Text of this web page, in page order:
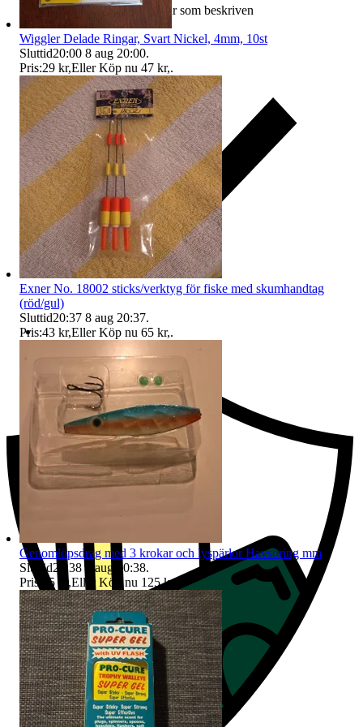
Ersättning om varan inte är som beskriven
Ersättning om du inte får din vara
Wiggler Delade Ringar, Svart Nickel, 4mm, 10st
Sluttid20:00 8 aug 20:00.
Pris:29 kr,Eller Köp nu 47 kr,.
Exner No. 18002 sticks/verktyg för fiske med skumhandtag
(röd/gul)
Sluttid20:37 8 aug 20:37.
Pris:43 kr,Eller Köp nu 65 kr,.
Genomlöpsdrag med 3 krokar och lyspärlor Havsöring mm
Sluttid20:38 8 aug 20:38.
Pris:
85 kr ,Eller Köp nu 125 kr,